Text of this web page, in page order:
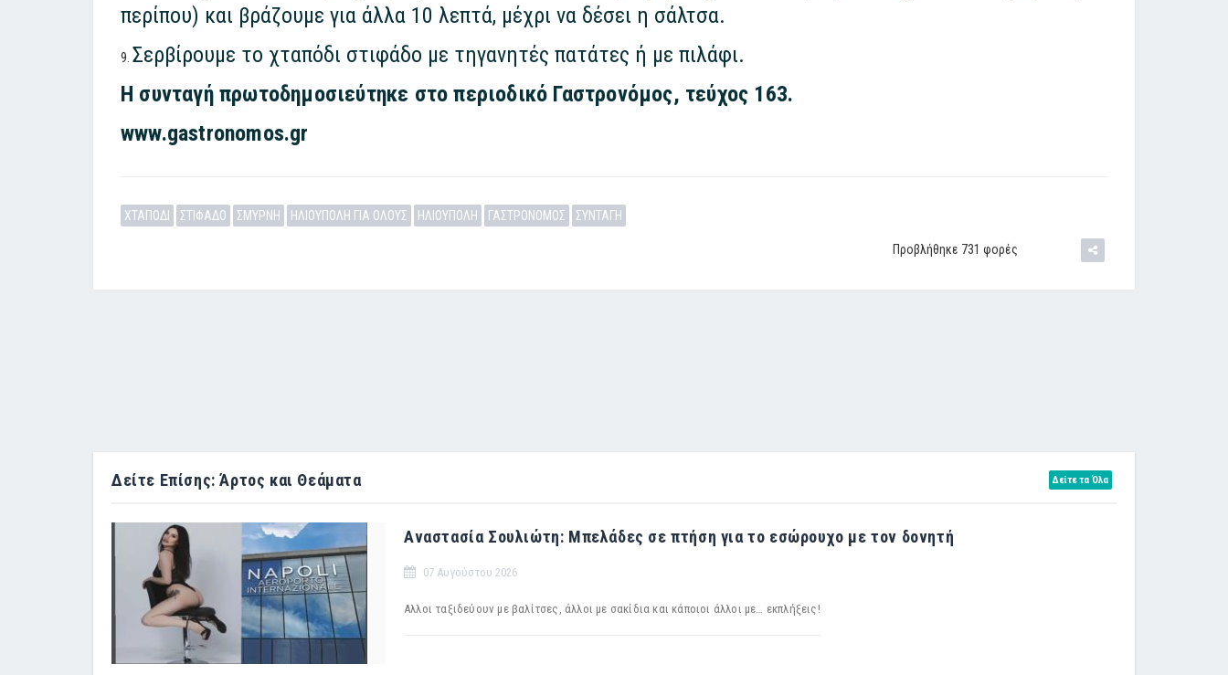
περίπου) και βράζουμε για άλλα 10 λεπτά, μέχρι να δέσει η σάλτσα.
Σερβίρουμε το χταπόδι στιφάδο με τηγανητές πατάτες ή με πιλάφι.
Η συνταγή πρωτοδημοσιεύτηκε στο περιοδικό Γαστρονόμος, τεύχος 163.
www.gastronomos.gr
ΧΤΑΠΟΔΙ ΣΤΙΦΑΔΟ ΣΜΥΡΝΗ ΗΛΙΟΥΠΟΛΗ ΓΙΑ ΟΛΟΥΣ ΗΛΙΟΥΠΟΛΗ ΓΑΣΤΡΟΝΟΜΟΣ ΣΥΝΤΑΓΗ
Προβλήθηκε 731 φορές
Δείτε Επίσης: Άρτος και Θεάματα Δείτε τα Όλα
Αναστασία Σουλιώτη: Μπελάδες σε πτήση για το εσώρουχο με τον δονητή
07 Αυγούστου 2026
Αλλοι ταξιδεύουν με βαλίτσες, άλλοι με σακίδια και κάποιοι άλλοι με… εκπλήξεις!